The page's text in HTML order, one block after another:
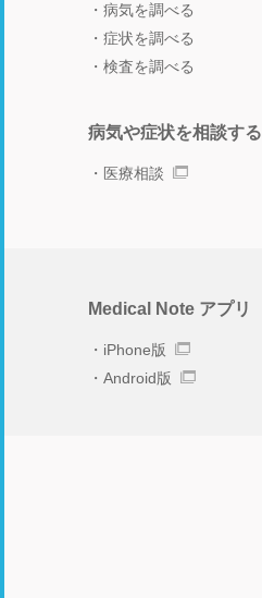
病気を調べる
症状を調べる
検査を調べる
病気や症状を相談する
医療相談
Medical Note アプリ
iPhone版
Android版